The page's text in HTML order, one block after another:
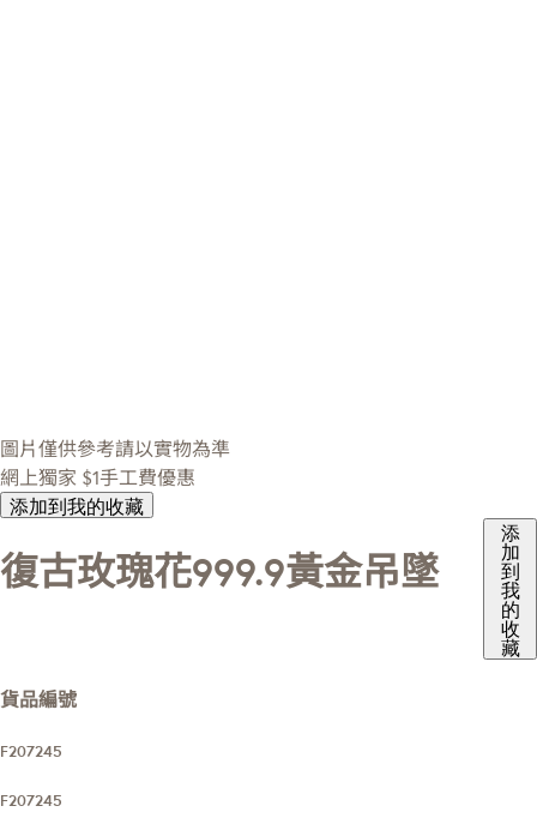
圖片僅供參考請以實物為準
網上獨家 $1手工費優惠
添加到我的收藏
復古玫瑰花999.9黃金吊墜
添
加
到
我
的
收
藏
貨品編號
F207245
F207245